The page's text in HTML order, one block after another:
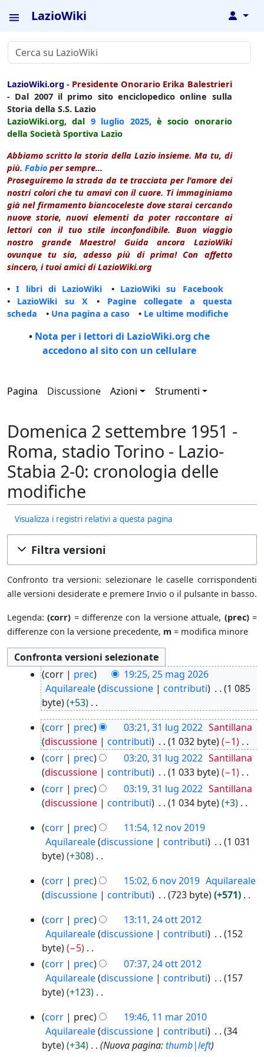
LazioWiki ↓
LazioWiki.org - Presidente Onorario Erika Balestrieri
- Dal 2007 il primo sito enciclopedico online sulla
Storia della S.S. Lazio
LazioWiki.org, dal 9 luglio 2025, è socio onorario
della Società Sportiva Lazio
Abbiamo scritto la storia della Lazio insieme. Ma tu, di
più. Fabio per sempre...
Proseguiremo la strada da te tracciata per l'amore dei
nostri colori che tu amavi con il cuore. Ti immaginiamo
già nel firmamento biancoceleste dove starai cercando
nuove storie, nuovi elementi da poter raccontare ai
lettori con il tuo stile inconfondibile. Buon viaggio
nostro grande Maestro! Guida ancora LazioWiki
ovunque tu sia, adesso più di prima! Con affetto
sincero, i tuoi amici di LazioWiki.org
•I libri di LazioWiki • LazioWiki su Facebook
• LazioWiki su X • Pagine collegate a questa
scheda • Una pagina a caso • Le ultime modifiche
• Nota per i lettori di LazioWiki.org che
accedono al sito con un cellulare
Pagina Discussione Azioni Strumenti
Domenica 2 settembre 1951 -
Roma, stadio Torino - Lazio-
Stabia 2-0: cronologia delle
modifiche
Visualizza i registri relativi a questa pagina
Filtra versioni
Confronto tra versioni: selezionare le caselle corrispondenti
alle versioni desiderate e premere Invio o il pulsante in basso.
Legenda:(corr) = differenze con la versione attuale, (prec)=
differenze con la versione precedente, m = modifica minore
corr prec
19:25, 25 mag 2026
Aquilareale discussione contributi
1 085
byte
+53
N
e
s
s
u
n
o
g
e
t
o
d
e
l
l
a
m
o
d
i
i
corr prec 03:21, 31 lug 2022 Santillana
discussione
contributi 1 032 byte
−1
N
e
s
s
u
n
o
g
e
t
o
d
e
l
a
m
o
d
i
corr prec 03:20, 31 lug 2022 Santillana
discussione
contributi 1 033 byte
−1
N
e
s
u
n
g
g
e
t
t
o
d
e
l
l
a
m
corr prec 03:19, 31 lug 2022 Santillana
discussione
contributi 1 034 byte
+3
e
s
n
o
g
g
e
t
t
o
d
e
l
corr prec
11:54, 12 nov 2019
Aquilareale discussione contributi
1 031
byte
+308
e
s
u
n
o
g
g
e
t
t
o
d
corr prec 15:02, 6 nov 2019 Aquilareale
discussione
contributi 723 byte
+571
e
s
u
n
o
g
e
t
corr prec
13:11, 24 ott 2012
Aquilareale discussione contributi
152
byte
−5
N
s
u
n
o
corr prec
07:37, 24 ott 2012
Aquilareale discussione contributi
157
byte
+123
e
s
corr prec
19:46, 11 mar 2010
Aquilareale discussione contributi
34
byte
+34 Nuova pagina:thumb|left